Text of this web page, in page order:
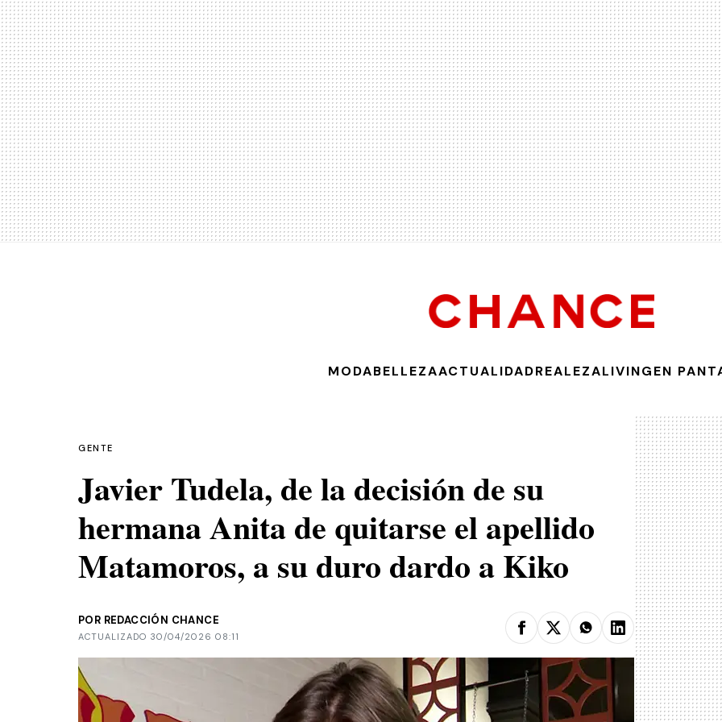
MODABELLEZAACTUALIDADREALEZALIVINGEN
GENTE
Javier Tudela, de la decisión de su
hermana Anita de quitarse el apellido
Matamoros, a su duro dardo a Kiko
POR REDACCIÓN CHANCE
ACTUALIZADO 30/04/2026 08:11